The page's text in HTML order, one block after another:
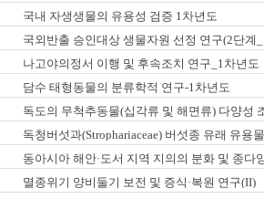
국내 자생생물의 유용성 검증 1차년도
국외반출 승인대상 생물자원 선정 연구(2단계
나고야의정서 이행 및 후속조치 연구_1차년도
담수 태형동물의 분류학적 연구-1차년도
독도의 무척추동물(십각류 및 해면류) 다양성
독청버섯과(Strophariaceae) 버섯종 유래 유용
동아시아 해안·도서 지역 지의의 분화 및 종다
멸종위기 양비둘기 보전 및 증식·복원 연구(II)